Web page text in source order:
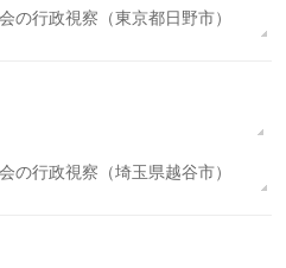
の行政視察（東京都日野市）
の行政視察（埼玉県越谷市）